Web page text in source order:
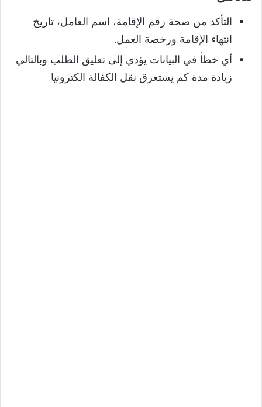
التأكد من صحة رقم الإقامة، اسم العامل، تاريخ
انتهاء الإقامة ورخصة العمل.
أي خطأ في البيانات يؤدي إلى تعليق الطلب وبالتالي
زيادة مدة كم يستغرق نقل الكفالة الكترونيا.